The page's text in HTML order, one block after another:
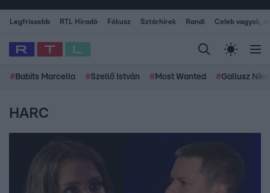
Legfrissebb RTL Híradó Fókusz Sztárhírek Randi Celeb vagyok,
# Babits Marcella #Szellő István # Most Wanted #Gallusz
HARC